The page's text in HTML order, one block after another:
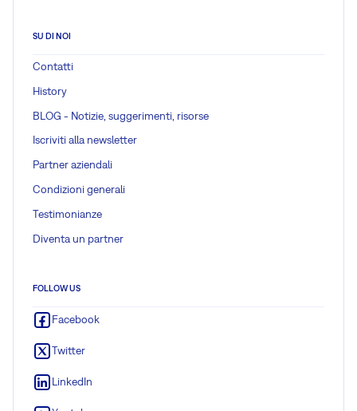
SU DI NOI
Contatti
History
BLOG - Notizie, suggerimenti, risorse
Iscriviti alla newsletter
Partner aziendali
Condizioni generali
Testimonianze
Diventa un partner
FOLLOW US
Facebook
Twitter
LinkedIn